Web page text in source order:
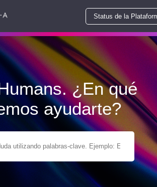
Status de la
¿En qué
ayudarte?